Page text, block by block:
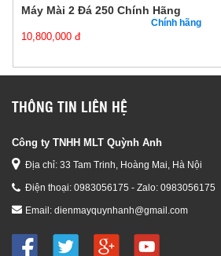
Máy Mài 2 Đá 250 Chính Hãng
Chính hãng
10,800,000 đ
THÔNG TIN LIÊN HỆ
Công ty TNHH MLT Quỳnh Anh
Địa chỉ: 33 Tam Trinh, Hoàng Mai, Hà Nội
Điện thoại: 0983056175 - Zalo: 0983056175
Email: dienmayquynhanh@gmail.com